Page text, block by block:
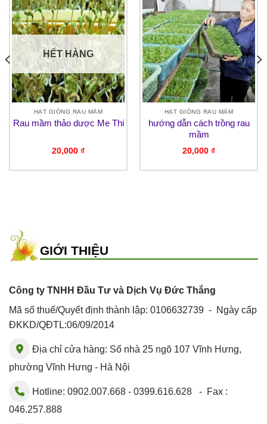
HẾT HÀNG
HẠT GIỐNG RAU MẦM
Rau mầm thảo dược Me Thi
20,000 ₫
HẠT GIỐNG RAU MẦM
hướng dẫn cách trồng rau
mầm
20,000 ₫
GIỚI THIỆU
Công ty TNHH Đầu Tư và Dịch Vụ Đức Thắng
Mã số thuế/Quyết định thành lập: 0106632739 - Ngày cấp
ĐKKD/QĐTL:06/09/2014
Địa chỉ cửa hàng: Số nhà 25 ngõ 107 Vĩnh Hưng,
phường Vĩnh Hưng - Hà Nội
Hotline: 0902.007.668 - 0399.616.628 - Fax :
046.257.888